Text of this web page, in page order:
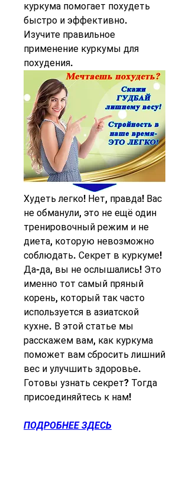
куркума помогает похудеть
быстро и эффективно.
Изучите правильное
применение куркумы для
похудения.
Худеть легко! Нет, правда! Вас
не обманули, это не ещё один
тренировочный режим и не
диета, которую невозможно
соблюдать. Секрет в куркуме!
Да-да, вы не ослышались! Это
именно тот самый пряный
корень, который так часто
используется в азиатской
кухне. В этой статье мы
расскажем вам, как куркума
поможет вам сбросить лишний
вес и улучшить здоровье.
Готовы узнать секрет? Тогда
присоединяйтесь к нам!
ПОДРОБНЕЕ ЗДЕСЬ